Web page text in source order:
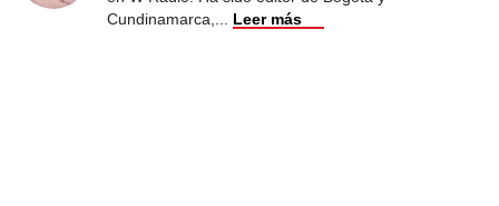
Cundinamarca,
Leer más